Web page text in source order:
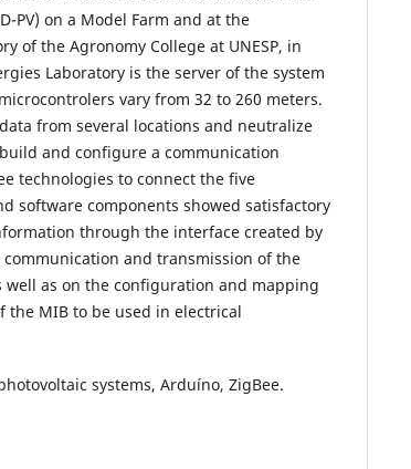
PV) on a Model Farm and at the
of the Agronomy College at UNESP, in
Laboratory is the server of the system
vary from 32 to 260 meters.
from several locations and neutralize
and configure a communication
technologies to connect the five
software components showed satisfactory
through the interface created by
and transmission of the
well as on the configuration and mapping
the MIB to be used in electrical
systems, Arduíno, ZigBee.